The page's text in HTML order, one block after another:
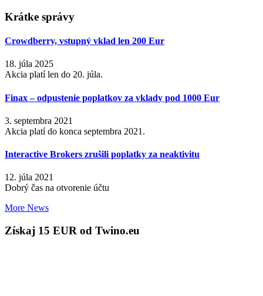
Krátke správy
Crowdberry, vstupný vklad len 200 Eur
18. júla 2025
Akcia platí len do 20. júla.
Finax – odpustenie poplatkov za vklady pod 1000 Eur
3. septembra 2021
Akcia platí do konca septembra 2021.
Interactive Brokers zrušili poplatky za neaktivitu
12. júla 2021
Dobrý čas na otvorenie účtu
More News
Získaj 15 EUR od Twino.eu